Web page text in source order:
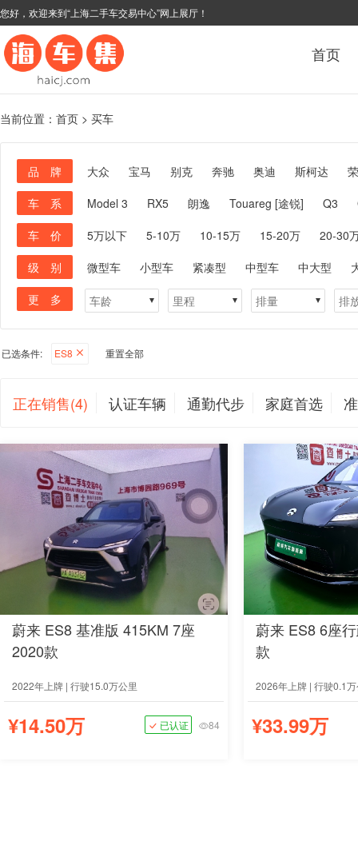
您好，欢迎来到“上海二手车交易中心”网上展厅！
首页
当前位置： 首页 > 买车
品 牌 大众 宝马 别克 奔驰 奥迪 斯柯达
车 系
Model 3 RX5 朗逸 Touareg [途锐] Q3
车 价
5万以下 5-10万 10-15万 15-20万
20-30
级 别
微型车 小型车 紧凑型 中型车 中大型
更 多
已选条件: ES8 重置全部
正在销售(4) 认证车辆 通勤代步 家庭首选
蔚来 ES8 基准版 415KM 7座
2020款
2022年上牌 | 行驶15.0万公里
¥14.50万 已认证 84
蔚来 ES8 6座
款
2026年上牌 | 行驶0.1
¥33.99万